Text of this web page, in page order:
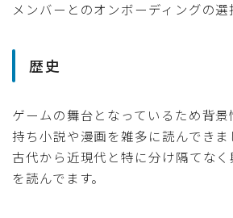
メンバーとのオンボーディングの選
歴史
ゲームの舞台となっているため背
持ち小説や漫画を雑多に読んできま
古代から近現代と特に分け隔てな
を読んでます。